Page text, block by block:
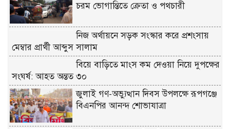
চরম ভোগান্তিতে ক্রেতা ও পথচারী
নিজ অর্থায়নে সড়ক সংস্কার করে প্রশংসায়
মেম্বার প্রার্থী আব্দুস সালাম
বিয়ে বাড়িতে মাংস কম দেওয়া নিয়ে দুপক্ষের
সংঘর্ষ: আহত অন্তত ৩০ ​
জুলাই গণ-অভ্যুত্থান দিবস উপলক্ষে রূপগঞ্জে
বিএনপির আনন্দ শোভাযাত্রা